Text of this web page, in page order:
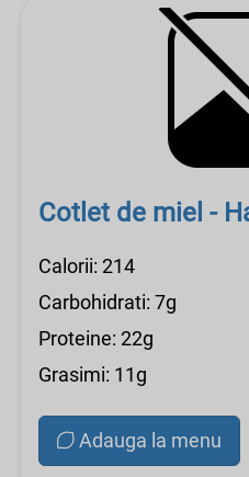
Cotlet de miel -
Calorii: 214
Carbohidrati: 7g
Proteine: 22g
Grasimi: 11g
Adauga la menu